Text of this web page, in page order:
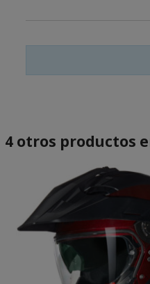
4 otros productos